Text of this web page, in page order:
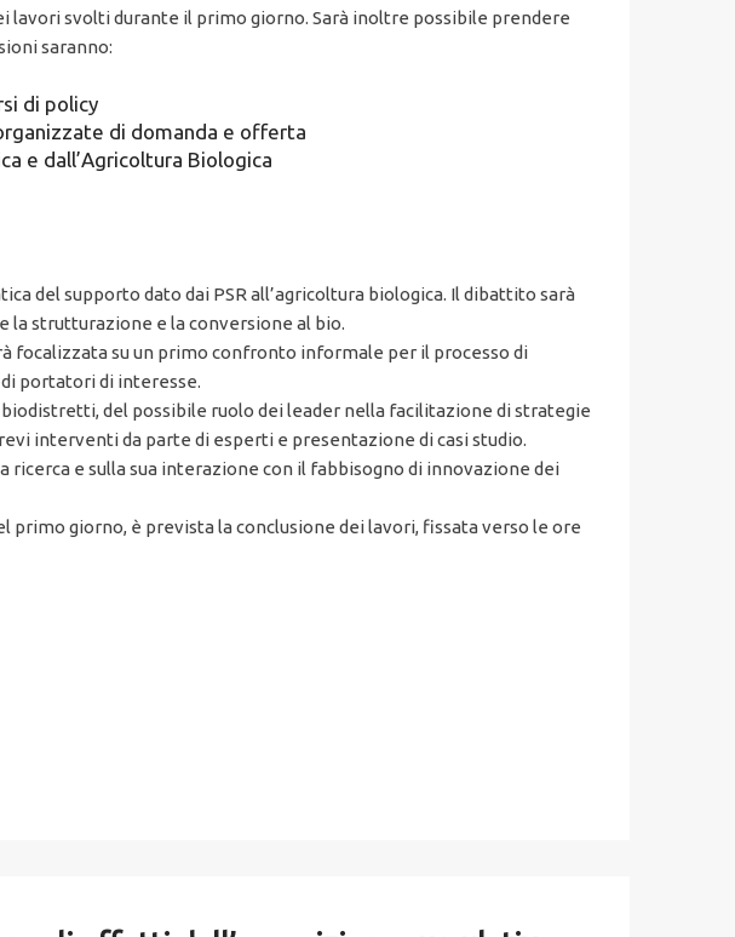
svolti durante il primo giorno. Sarà inoltre possibile prendere
saranno:
di policy
di domanda e offerta
e dall’Agricoltura Biologica
del supporto dato dai PSR all’agricoltura biologica. Il dibattito sarà
la strutturazione e la conversione al bio.
focalizzata su un primo confronto informale per il processo di
portatori di interesse.
del possibile ruolo dei leader nella facilitazione di strategie
interventi da parte di esperti e presentazione di casi studio.
e sulla sua interazione con il fabbisogno di innovazione dei
giorno, è prevista la conclusione dei lavori, fissata verso le ore